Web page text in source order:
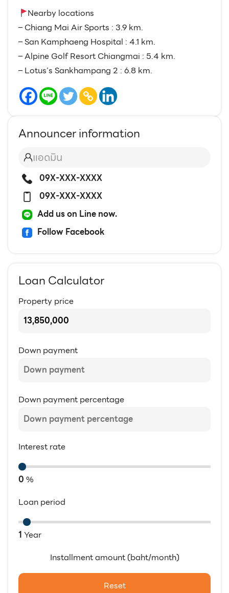
Nearby locations
– Chiang Mai Air Sports : 3.9 km.
– San Kamphaeng Hospital : 4.1 km.
– Alpine Golf Resort Chiangmai : 5.4 km.
– Lotus’s Sankhampang 2 : 6.8 km.
Announcer information
แอดมิน
09X-XXX-XXXX
09X-XXX-XXXX
Add us on Line now.
Follow Facebook
Loan Calculator
Property price
Down payment
Down payment percentage
Interest rate
0 %
Loan period
1 Year
Installment amount (baht/month)
Reset